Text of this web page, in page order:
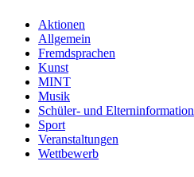
Aktionen
Allgemein
Fremdsprachen
Kunst
MINT
Musik
Schüler- und Elterninformation
Sport
Veranstaltungen
Wettbewerb